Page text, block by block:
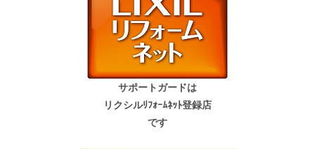
サポートガードは
リクシルﾘﾌｫｰﾑﾈｯﾄ登録店
です